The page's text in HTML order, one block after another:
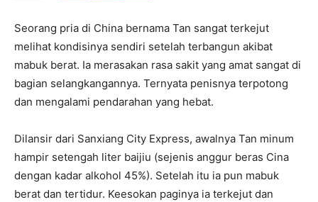
Seorang pria di China bernama Tan sangat terkejut
melihat kondisinya sendiri setelah terbangun akibat
mabuk berat. Ia merasakan rasa sakit yang amat sangat di
bagian selangkangannya. Ternyata penisnya terpotong
dan mengalami pendarahan yang hebat.
Dilansir dari Sanxiang City Express, awalnya Tan minum
hampir setengah liter baijiu (sejenis anggur beras Cina
dengan kadar alkohol 45%). Setelah itu ia pun mabuk
berat dan tertidur. Keesokan paginya ia terkejut dan